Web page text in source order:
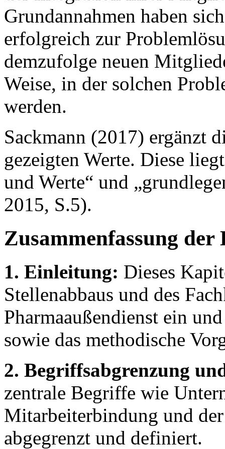
Grundannahmen haben
erfolgreich zur
demzufolge neuen
Weise, in der solchen
werden.
Sackmann (2017) ergänzt
gezeigten Werte. Diese
und Werte“ und
2015, S.5).
Zusammenfassung der
1. Einleitung: Dieses
Stellenabbaus und des
Pharmaaußendienst ein
sowie das methodische
2. Begriffsabgrenzung
zentrale Begriffe wie
Mitarbeiterbindung und
abgegrenzt und definiert.